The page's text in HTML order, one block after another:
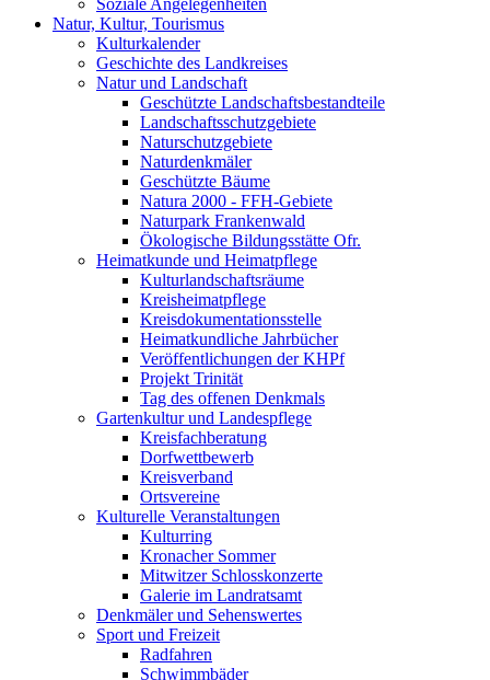
Soziale Angelegenheiten
Natur, Kultur, Tourismus
Kulturkalender
Geschichte des Landkreises
Natur und Landschaft
Geschützte Landschaftsbestandteile
Landschaftsschutzgebiete
Naturschutzgebiete
Naturdenkmäler
Geschützte Bäume
Natura 2000 - FFH-Gebiete
Naturpark Frankenwald
Ökologische Bildungsstätte Ofr.
Heimatkunde und Heimatpflege
Kulturlandschaftsräume
Kreisheimatpflege
Kreisdokumentationsstelle
Heimatkundliche Jahrbücher
Veröffentlichungen der KHPf
Projekt Trinität
Tag des offenen Denkmals
Gartenkultur und Landespflege
Kreisfachberatung
Dorfwettbewerb
Kreisverband
Ortsvereine
Kulturelle Veranstaltungen
Kulturring
Kronacher Sommer
Mitwitzer Schlosskonzerte
Galerie im Landratsamt
Denkmäler und Sehenswertes
Sport und Freizeit
Radfahren
Schwimmbäder